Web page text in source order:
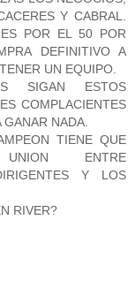
Y CABRAL.
POR EL 50 POR
DEFINITIVO A
UN EQUIPO.
SIGAN ESTOS
COMPLACIENTES
NADA.
TIENE QUE
ENTRE
Y LOS
RIVER?